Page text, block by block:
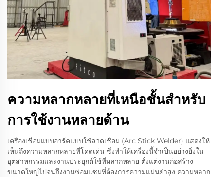
ความหลากหลายที่เหนือชั้นสำหรับ
การใช้งานหลายด้าน
เครื่องเชื่อมแบบอาร์คแบบใช้ลวดเชื่อม (Arc Stick Welder) แสดงให้
เห็นถึงความหลากหลายที่โดดเด่น ซึ่งทำให้เครื่องนี้จำเป็นอย่างยิ่งใน
อุตสาหกรรมและงานประยุกต์ใช้ที่หลากหลาย ตั้งแต่งานก่อสร้าง
ขนาดใหญ่ไปจนถึงงานซ่อมแซมที่ต้องการความแม่นยำสูง ความหลาก